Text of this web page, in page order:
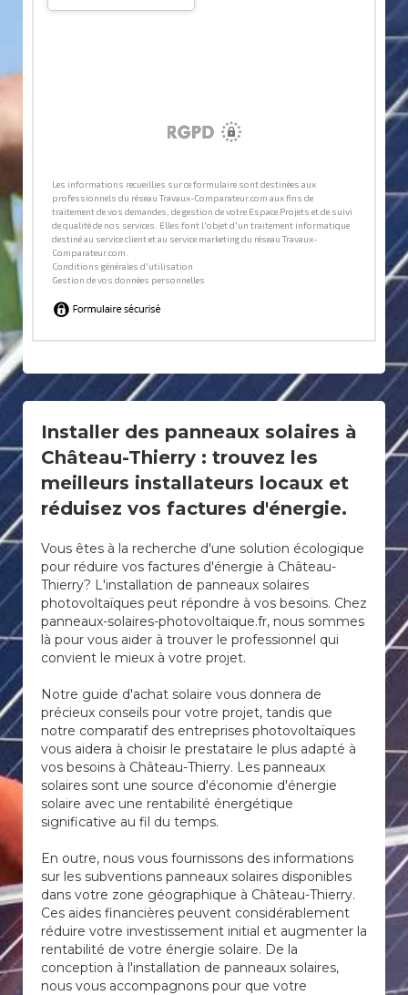
Installer des panneaux solaires à
Château-Thierry : trouvez les
meilleurs installateurs locaux et
réduisez vos factures d'énergie.
Vous êtes à la recherche d'une solution écologique
pour réduire vos factures d'énergie à Château-
Thierry? L'installation de panneaux solaires
photovoltaïques peut répondre à vos besoins. Chez
panneaux-solaires-photovoltaique.fr, nous sommes
là pour vous aider à trouver le professionnel qui
convient le mieux à votre projet.
Notre guide d'achat solaire vous donnera de
précieux conseils pour votre projet, tandis que
notre comparatif des entreprises photovoltaïques
vous aidera à choisir le prestataire le plus adapté à
vos besoins à Château-Thierry. Les panneaux
solaires sont une source d'économie d'énergie
solaire avec une rentabilité énergétique
significative au fil du temps.
En outre, nous vous fournissons des informations
sur les subventions panneaux solaires disponibles
dans votre zone géographique à Château-Thierry.
Ces aides financières peuvent considérablement
réduire votre investissement initial et augmenter la
rentabilité de votre énergie solaire. De la
conception à l'installation de panneaux solaires,
nous vous accompagnons pour que votre